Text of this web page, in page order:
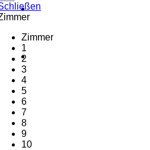
Zimmer
1
2
3
4
5
6
7
8
9
10